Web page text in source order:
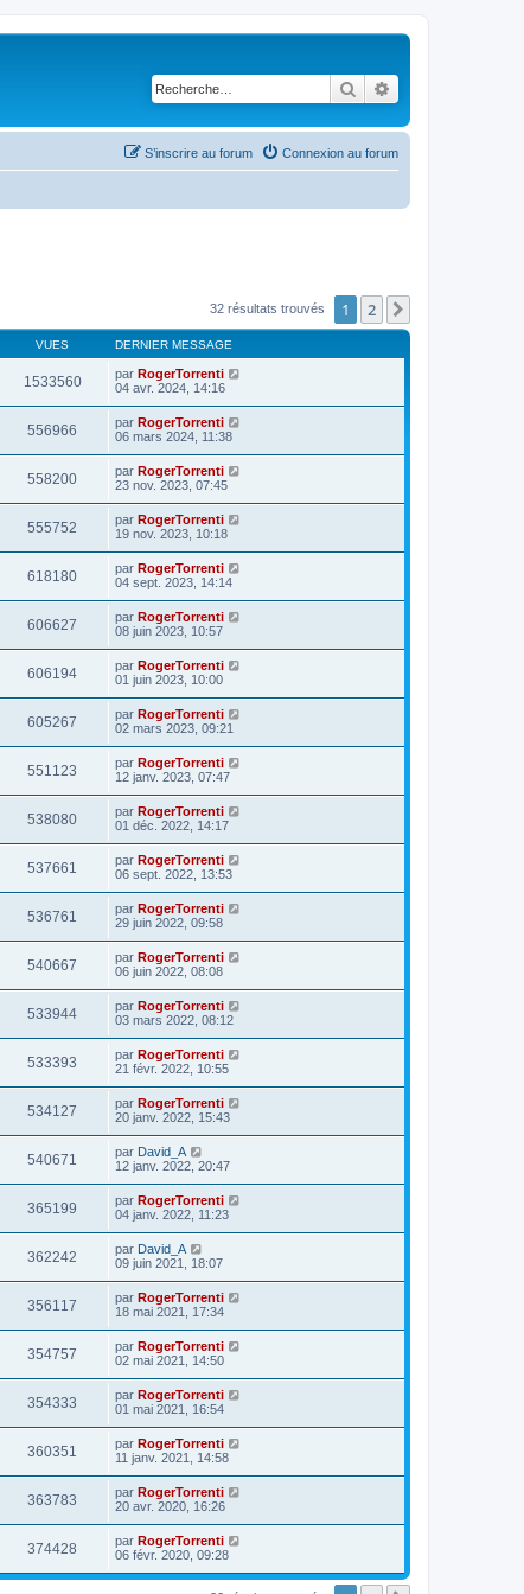
Rechercher
Connexion au forum
S’inscrire au forum
32 résultats trouvés 1 2
VUES DERNIER MESSAGE
1533560 par RogerTorrenti
04 avr. 2024, 14:16
556966 par RogerTorrenti
06 mars 2024, 11:38
558200 par RogerTorrenti
23 nov. 2023, 07:45
555752 par RogerTorrenti
19 nov. 2023, 10:18
618180 par RogerTorrenti
04 sept. 2023, 14:14
606627 par RogerTorrenti
08 juin 2023, 10:57
606194 par RogerTorrenti
01 juin 2023, 10:00
605267 par RogerTorrenti
02 mars 2023, 09:21
551123 par RogerTorrenti
12 janv. 2023, 07:47
538080 par RogerTorrenti
01 déc. 2022, 14:17
537661 par RogerTorrenti
06 sept. 2022, 13:53
536761 par RogerTorrenti
29 juin 2022, 09:58
540667 par RogerTorrenti
06 juin 2022, 08:08
533944 par RogerTorrenti
03 mars 2022, 08:12
533393 par RogerTorrenti
21 févr. 2022, 10:55
534127 par RogerTorrenti
20 janv. 2022, 15:43
540671 par David_A
12 janv. 2022, 20:47
365199 par RogerTorrenti
04 janv. 2022, 11:23
362242 par David_A
09 juin 2021, 18:07
356117 par RogerTorrenti
18 mai 2021, 17:34
354757 par RogerTorrenti
02 mai 2021, 14:50
354333 par RogerTorrenti
01 mai 2021, 16:54
360351 par RogerTorrenti
11 janv. 2021, 14:58
363783 par RogerTorrenti
20 avr. 2020, 16:26
374428 par RogerTorrenti
06 févr. 2020, 09:28